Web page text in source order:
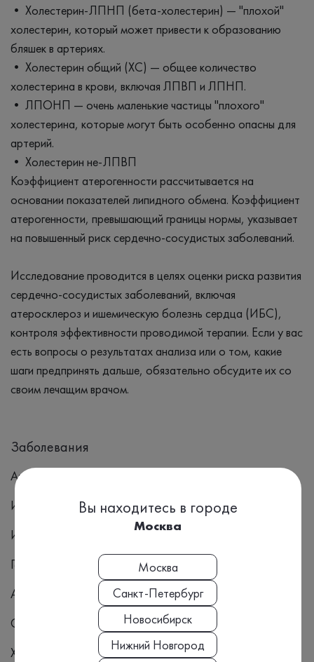
• Холестерин-ЛПНП (бета-холестерин) — "плохой"
холестерин, который может привести к образованию
бляшек в артериях.
• Холестерин общий (ХС) — общее количество
холестерина в крови, включая ЛПВП и ЛПНП.
• ЛПОНП — очень маленькие частицы "плохого"
холестерина, которые могут быть особенно опасны для
артерий.
• Холестерин не-ЛПВП
Коэффициент атерогенности рассчитывается на
основании показателей липидного обмена. Коэффициент
атерогенности, превышающий границы нормы, указывает
на повышенный риск сердечно-сосудистых заболеваний.
Исследование проводится в целях оценки риска развития
сердечно-сосудистых заболеваний, включая
атеросклероз и ишемическую болезнь сердца (ИБС),
контроля эффективности проводимой терапии. Если у вас
есть вопросы о результатах анализа или о том, какие
шаги предпринять дальше, обязательно обсудите их со
своим лечащим врачом.
Заболевания
Атеросклероз
Ишемическая болезнь сердца
Ишемический инсульт
Геморрагический инсульт
Аневризма мозга
Стеноз сонной артерии
Хроническая церебральная ишемия
Вы находитесь в городе
Москва
Москва
Санкт-Петербург
Новосибирск
Нижний Новгород